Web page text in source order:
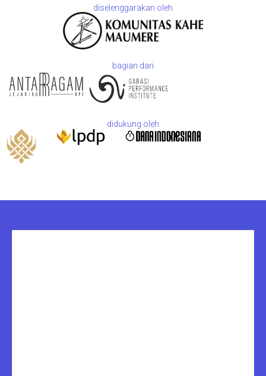
diselenggarakan oleh
bagian dari
didukung oleh